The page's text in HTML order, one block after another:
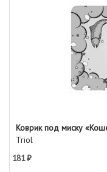
Коврик под миску
Triol
181 ₽